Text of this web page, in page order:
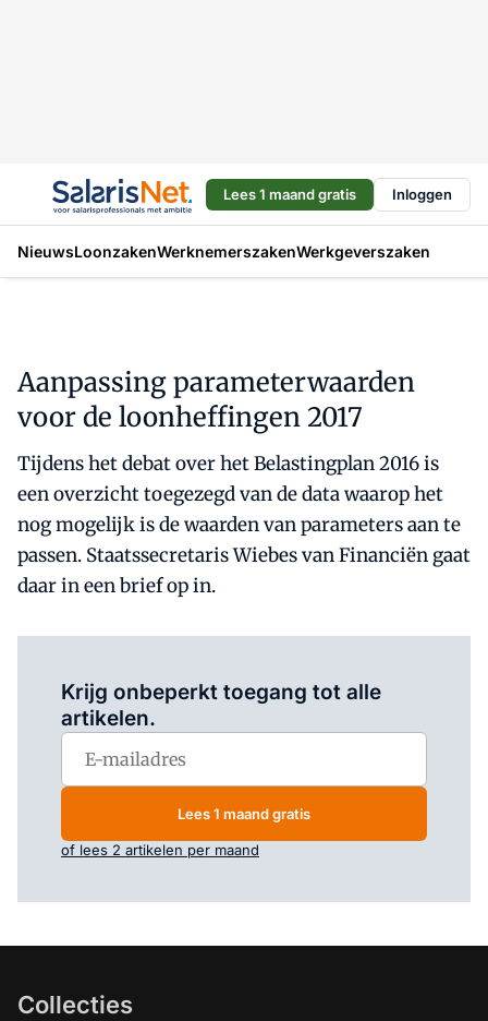
Lees 1 maand gratis Inloggen
NieuwsLoonzakenWerknemerszakenWerkgeverszaken
Aanpassing parameterwaarden
voor de loonheffingen 2017
Tijdens het debat over het Belastingplan 2016 is
een overzicht toegezegd van de data waarop het
nog mogelijk is de waarden van parameters aan te
passen. Staatssecretaris Wiebes van Financiën gaat
daar in een brief op in.
Krijg onbeperkt toegang tot alle
artikelen.
Lees 1 maand gratis
of lees 2 artikelen per maand
Collecties